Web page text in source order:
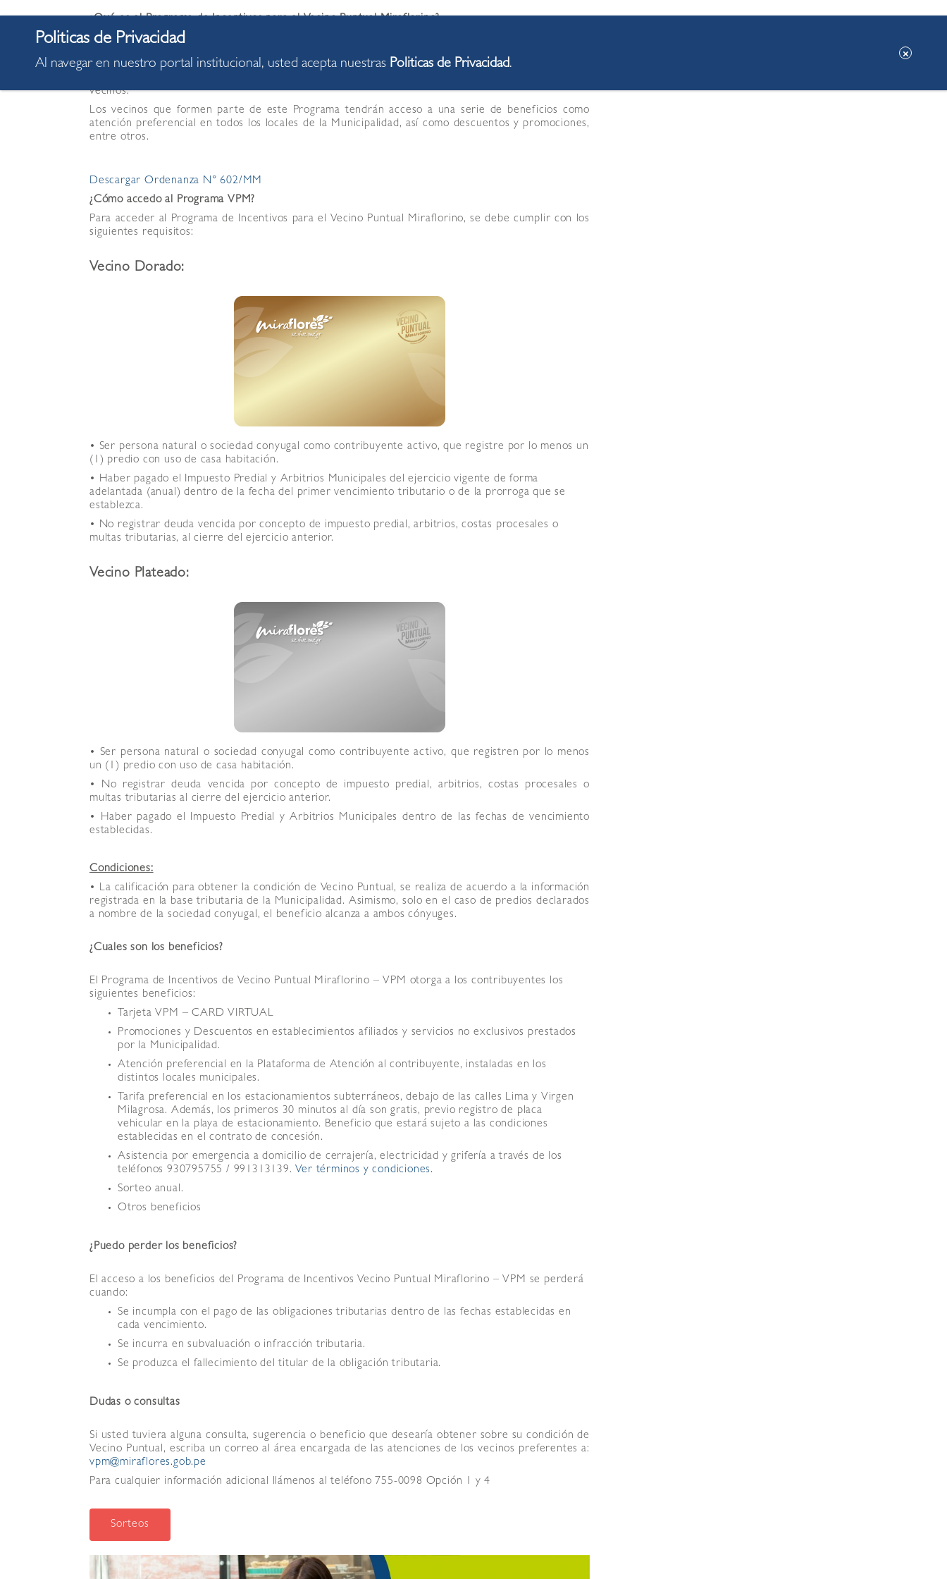
¿Qué es el Programa de Incentivos para el Vecino Puntual Miraflorino?
El Programa de Incentivos para el Vecino Puntual Miraflorino o VPM distingue a los vecinos
cumplimiento de sus obligaciones y los compromete a continuar con la misma responsabilidad en el
vecinos.
Los vecinos que formen parte de este Programa tendrán acceso a una serie de beneficios como
atención preferencial en todos los locales de la Municipalidad, así como descuentos y promociones,
entre otros.
Descargar Ordenanza N° 602/MM
¿Cómo accedo al Programa VPM?
Para acceder al Programa de Incentivos para el Vecino Puntual Miraflorino, se debe cumplir con los
siguientes requisitos:
Vecino Dorado:
• Ser persona natural o sociedad conyugal como contribuyente activo, que registre por lo menos un
(1) predio con uso de casa habitación.
• Haber pagado el Impuesto Predial y Arbitrios Municipales del ejercicio vigente de forma
adelantada (anual) dentro de la fecha del primer vencimiento tributario o de la prorroga que se
establezca.
• No registrar deuda vencida por concepto de impuesto predial, arbitrios, costas procesales o
multas tributarias, al cierre del ejercicio anterior.
Vecino Plateado:
• Ser persona natural o sociedad conyugal como contribuyente activo, que registren por lo menos
un (1) predio con uso de casa habitación.
• No registrar deuda vencida por concepto de impuesto predial, arbitrios, costas procesales o
multas tributarias al cierre del ejercicio anterior.
• Haber pagado el Impuesto Predial y Arbitrios Municipales dentro de las fechas de vencimiento
establecidas.
Condiciones:
• La calificación para obtener la condición de Vecino Puntual, se realiza de acuerdo a la información
registrada en la base tributaria de la Municipalidad. Asimismo, solo en el caso de predios declarados
a nombre de la sociedad conyugal, el beneficio alcanza a ambos cónyuges.
¿Cuales son los beneficios?
El Programa de Incentivos de Vecino Puntual Miraflorino – VPM otorga a los contribuyentes los
siguientes beneficios:
Tarjeta VPM – CARD VIRTUAL
Promociones y Descuentos en establecimientos afiliados y servicios no exclusivos prestados
por la Municipalidad.
Atención preferencial en la Plataforma de Atención al contribuyente, instaladas en los
distintos locales municipales.
Tarifa preferencial en los estacionamientos subterráneos, debajo de las calles Lima y Virgen
Milagrosa. Además, los primeros 30 minutos al día son gratis, previo registro de placa
vehicular en la playa de estacionamiento. Beneficio que estará sujeto a las condiciones
establecidas en el contrato de concesión.
Asistencia por emergencia a domicilio de cerrajería, electricidad y grifería a través de los
teléfonos 930795755 / 991313139. Ver términos y condiciones.
Sorteo anual.
Otros beneficios
¿Puedo perder los beneficios?
El acceso a los beneficios del Programa de Incentivos Vecino Puntual Miraflorino – VPM se perderá
cuando:
Se incumpla con el pago de las obligaciones tributarias dentro de las fechas establecidas en
cada vencimiento.
Se incurra en subvaluación o infracción tributaria.
Se produzca el fallecimiento del titular de la obligación tributaria.
Dudas o consultas
Si usted tuviera alguna consulta, sugerencia o beneficio que desearía obtener sobre su condición de
Vecino Puntual, escriba un correo al área encargada de las atenciones de los vecinos preferentes a:
vpm@miraflores.gob.pe
Para cualquier información adicional llámenos al teléfono 755-0098 Opción 1 y 4
Sorteos
Al navegar en nuestro portal institucional, usted acepta nuestras Politicas de Privacidad.